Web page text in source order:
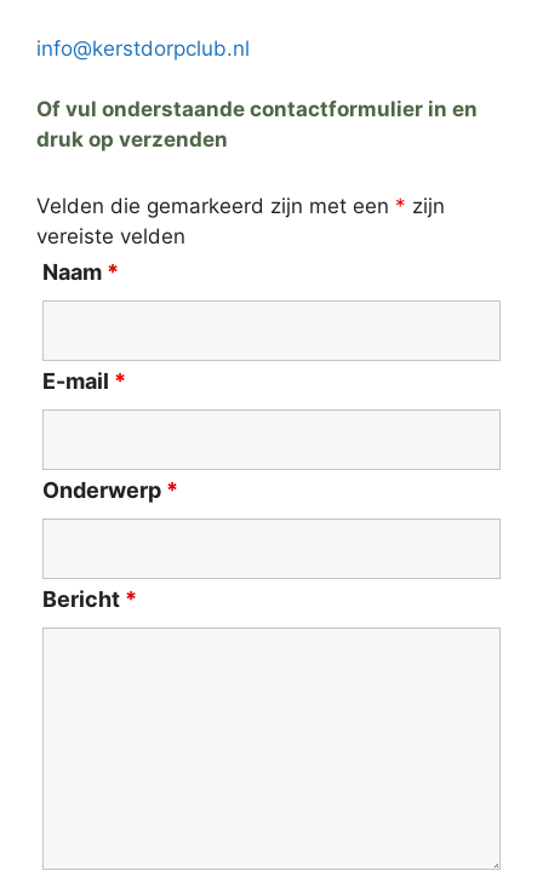
info@kerstdorpclub.nl
Of vul onderstaande contactformulier in en
druk op verzenden
Velden die gemarkeerd zijn met een * zijn
vereiste velden
Naam *
E-mail *
Onderwerp *
Bericht *